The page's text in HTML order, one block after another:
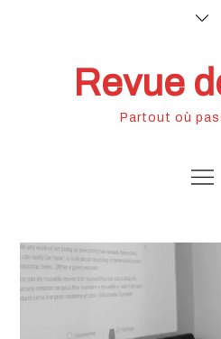
Revue
Partout où